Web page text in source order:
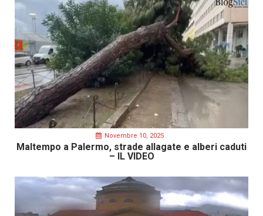
Novembre 10, 2025
Maltempo a Palermo, strade allagate e alberi caduti
– IL VIDEO